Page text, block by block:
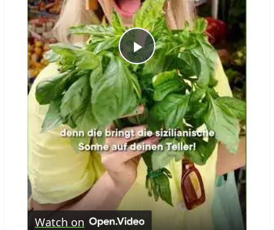
Play
Video
Watch on